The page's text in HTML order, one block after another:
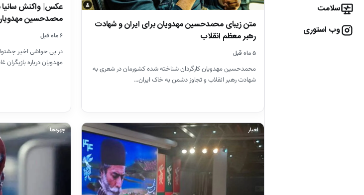
سلامت
وب استوری
متن زیبای محمدحسین مهدویان برای ایران و شهادت
رهبر معظم انقلاب
۵ ماه قبل
محمدحسین مهدویان کارگردان شناخته شده کشورمان در شعری به
شهادت رهبر انقلاب و تجاوز دشمن به خاک ایران…
عکس| واکنش
محمدحسین مهدویان
۶ ماه قبل
در پی حواشی اخیر
مهدویان درباره
اخبار چهره‌ها